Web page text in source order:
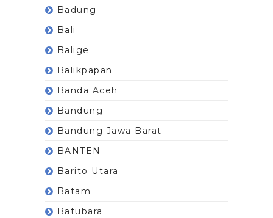
Badung
Bali
Balige
Balikpapan
Banda Aceh
Bandung
Bandung Jawa Barat
BANTEN
Barito Utara
Batam
Batubara